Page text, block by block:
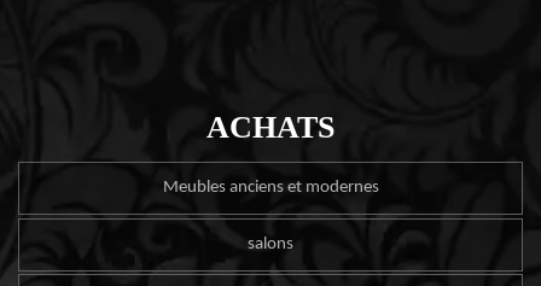
ACHATS
Meubles anciens et modernes
salons